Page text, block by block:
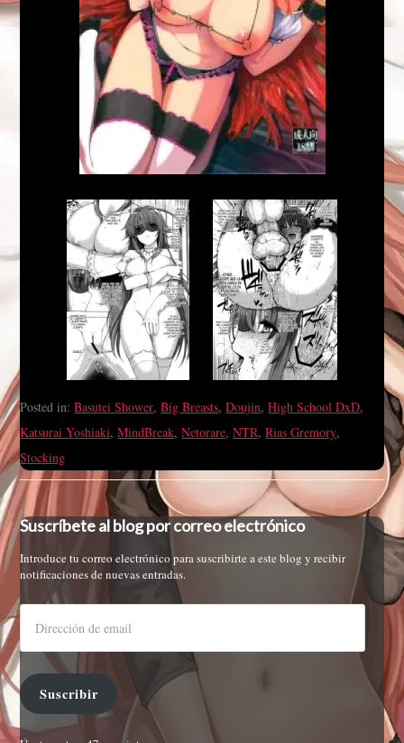
Posted in:Basutei Shower,Big Breasts,Doujin,High School DxD,
Katsurai Yoshiaki,MindBreak,Netorare,NTR,Rias Gremory,
Stocking
Suscríbete al blog por correo electrónico
Introduce tu correo electrónico para suscribirte a este blog y recibir
notificaciones de nuevas entradas.
Suscribir